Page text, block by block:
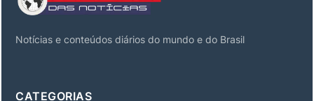
Notícias e conteúdos diários do mundo e do Brasil
CATEGORIAS